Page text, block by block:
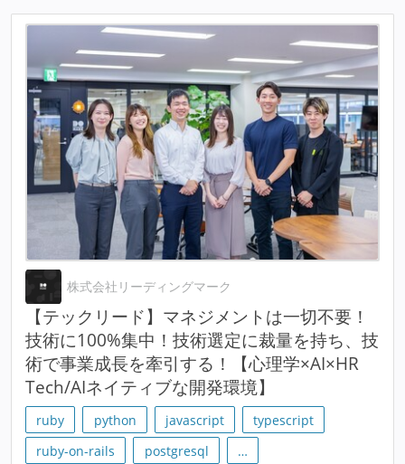
株式会社リーディングマーク
【テックリード】マネジメントは一切不要！
技術に100%集中！技術選定に裁量を持ち、技
術で事業成長を牽引する！【心理学×AI×HR
Tech/AIネイティブな開発環境】
ruby python javascript
typescript
ruby-on-rails
postgresql …